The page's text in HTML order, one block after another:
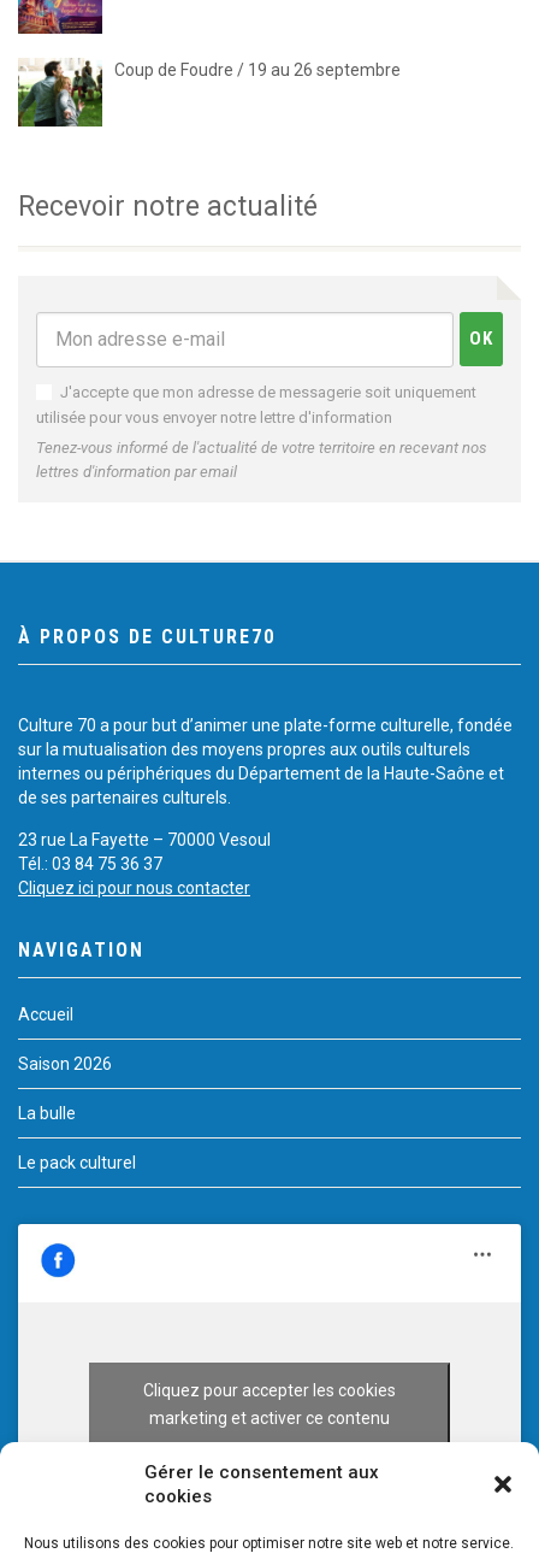
Gérer le consentement aux
cookies
Nous utilisons des cookies pour optimiser notre site web et notre service.
Coup de Foudre / 19 au 26 septembre
Recevoir notre actualité
J'accepte que mon adresse de messagerie soit uniquement
utilisée pour vous envoyer notre lettre d'information
Tenez-vous informé de l'actualité de votre territoire en recevant nos
lettres d'information par email
À PROPOS DE CULTURE70
Culture 70 a pour but d’animer une plate-forme culturelle, fondée
sur la mutualisation des moyens propres aux outils culturels
internes ou périphériques du Département de la Haute-Saône et
de ses partenaires culturels.
23 rue La Fayette – 70000 Vesoul
Tél.: 03 84 75 36 37
Cliquez ici pour nous contacter
NAVIGATION
Accueil
Saison 2026
La bulle
Le pack culturel
Cliquez pour accepter les cookies
marketing et activer ce contenu